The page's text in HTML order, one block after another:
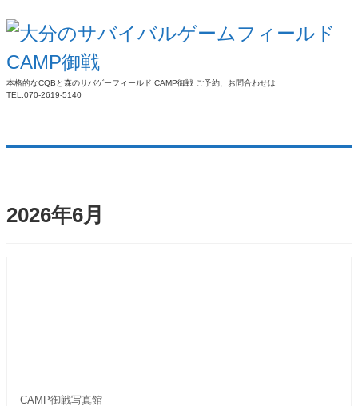
本格的なCQBと森のサバゲーフィールド CAMP御戦 ご予約、お問合わせは
TEL:070-2619-5140
2026年6月
CAMP御戦写真館